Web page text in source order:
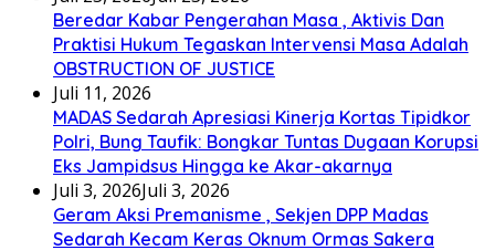
Beredar Kabar Pengerahan Masa , Aktivis Dan
Praktisi Hukum Tegaskan Intervensi Masa Adalah
OBSTRUCTION OF JUSTICE
Juli 11, 2026
MADAS Sedarah Apresiasi Kinerja Kortas Tipidkor
Polri, Bung Taufik: Bongkar Tuntas Dugaan Korupsi
Eks Jampidsus Hingga ke Akar-akarnya
Juli 3, 2026Juli 3, 2026
Geram Aksi Premanisme , Sekjen DPP Madas
Sedarah Kecam Keras Oknum Ormas Sakera